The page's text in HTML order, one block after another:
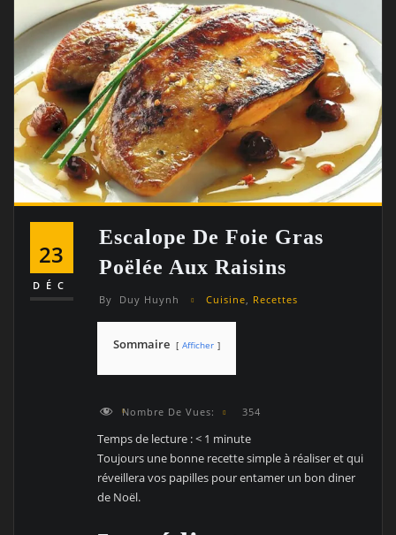
23
DÉC
Escalope De Foie Gras
Poëlée Aux Raisins
By Duy Huynh Cuisine, Recettes
Sommaire Afficher
Nombre De Vues: 354
Temps de lecture :< 1 minute
Toujours une bonne recette simple à réaliser et qui
réveillera vos papilles pour entamer un bon diner
de Noël.